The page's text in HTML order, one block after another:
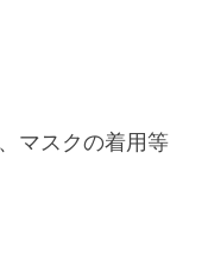
マスクの着用等